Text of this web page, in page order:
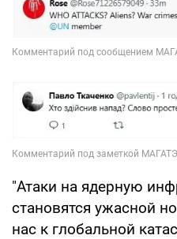
"Атаки на ядерную
становятся ужасной
нас к глобальной